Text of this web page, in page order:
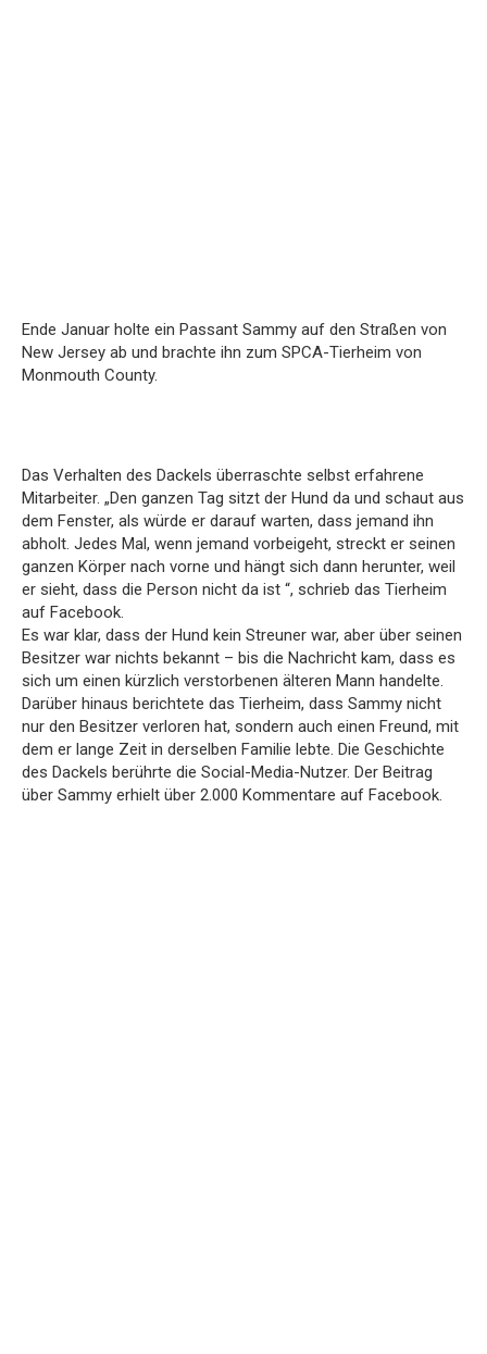
Ende Januar holte ein Passant Sammy auf den Straßen von
New Jersey ab und brachte ihn zum SPCA-Tierheim von
Monmouth County.
Das Verhalten des Dackels überraschte selbst erfahrene
Mitarbeiter. „Den ganzen Tag sitzt der Hund da und schaut aus
dem Fenster, als würde er darauf warten, dass jemand ihn
abholt. Jedes Mal, wenn jemand vorbeigeht, streckt er seinen
ganzen Körper nach vorne und hängt sich dann herunter, weil
er sieht, dass die Person nicht da ist “, schrieb das Tierheim
auf Facebook.
Es war klar, dass der Hund kein Streuner war, aber über seinen
Besitzer war nichts bekannt – bis die Nachricht kam, dass es
sich um einen kürzlich verstorbenen älteren Mann handelte.
Darüber hinaus berichtete das Tierheim, dass Sammy nicht
nur den Besitzer verloren hat, sondern auch einen Freund, mit
dem er lange Zeit in derselben Familie lebte. Die Geschichte
des Dackels berührte die Social-Media-Nutzer. Der Beitrag
über Sammy erhielt über 2.000 Kommentare auf Facebook.